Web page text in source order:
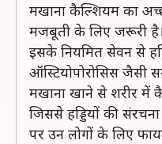
मखाना कैल्शियम का
मजबूती के लिए जरूरी है।
इसके नियमित सेवन से
ऑस्टियोपोरोसिस जैसी
मखाना खाने से शरीर में
जिससे हड्डियों की
पर उन लोगों के लिए